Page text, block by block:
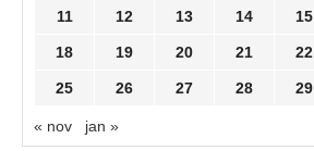
11 12 13 14 15
18 19 20 21 22
25 26 27 28 29
« nov jan »